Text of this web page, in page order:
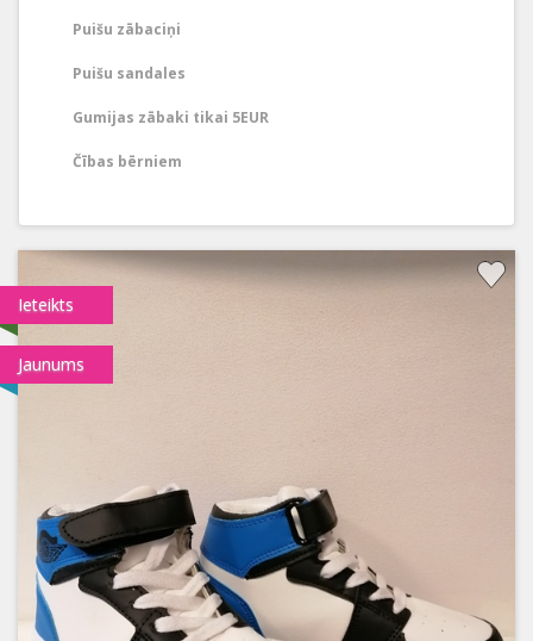
Puišu zābaciņi
Puišu sandales
Gumijas zābaki tikai 5EUR
Čības bērniem
Ieteikts
Jaunums